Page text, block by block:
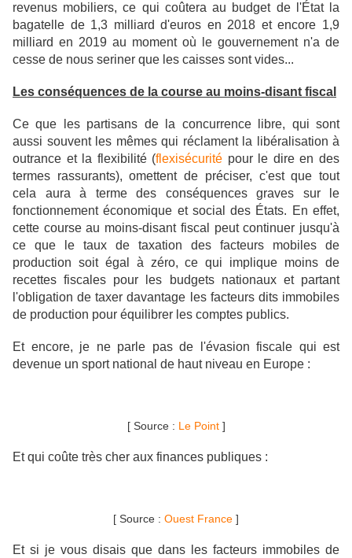
revenus mobiliers, ce qui coûtera au budget de l'État la
bagatelle de 1,3 milliard d'euros en 2018 et encore 1,9
milliard en 2019 au moment où le gouvernement n'a de
cesse de nous seriner que les caisses sont vides...
Les conséquences de la course au moins-disant fiscal
Ce que les partisans de la concurrence libre, qui sont
aussi souvent les mêmes qui réclament la libéralisation à
outrance et la flexibilité (flexisécurité pour le dire en des
termes rassurants), omettent de préciser, c'est que tout
cela aura à terme des conséquences graves sur le
fonctionnement économique et social des États. En effet,
cette course au moins-disant fiscal peut continuer jusqu'à
ce que le taux de taxation des facteurs mobiles de
production soit égal à zéro, ce qui implique moins de
recettes fiscales pour les budgets nationaux et partant
l'obligation de taxer davantage les facteurs dits immobiles
de production pour équilibrer les comptes publics.
Et encore, je ne parle pas de l'évasion fiscale qui est
devenue un sport national de haut niveau en Europe :
[ Source : Le Point]
Et qui coûte très cher aux finances publiques :
[ Source : Ouest France ]
Et si je vous disais que dans les facteurs immobiles de